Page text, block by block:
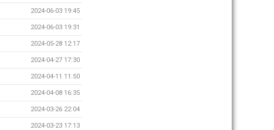
2024-06-03 19:45
2024-06-03 19:31
2024-05-28 12:17
2024-04-27 17:30
2024-04-11 11:50
2024-04-08 16:35
2024-03-26 22:04
2024-03-23 17:13